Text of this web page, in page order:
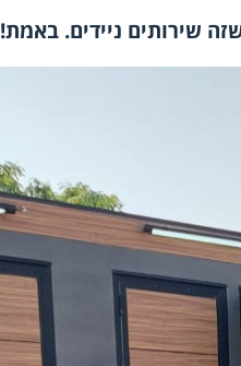
שירותים ניידים. באמת!